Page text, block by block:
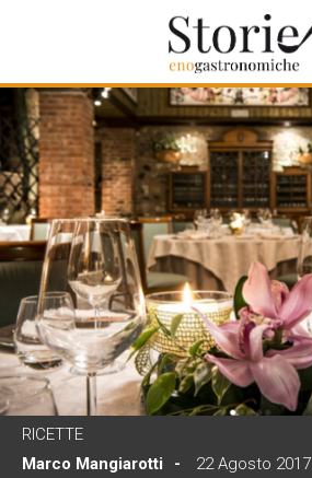
RICETTE
Marco Mangiarotti
22 Agosto 2017